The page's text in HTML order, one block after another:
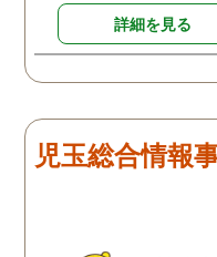
反省して男とは別
でしたが、お互い愛
う冷めていること
たので、離婚しよ
ことになりました
きっちりと仕事を
るので、浮気を疑
詳細を見る
児玉総合情報